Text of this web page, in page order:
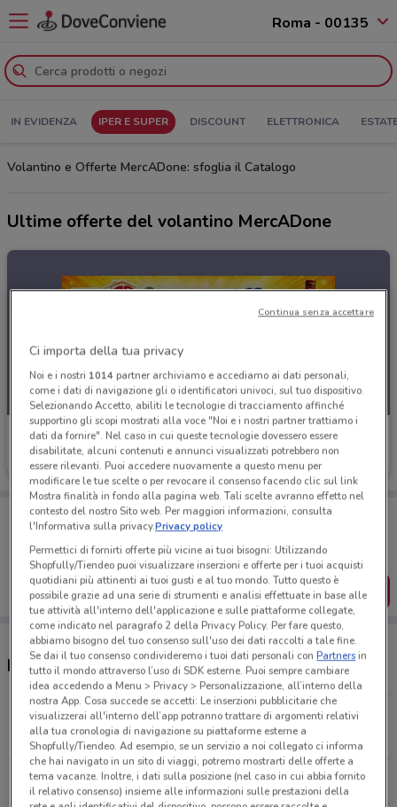
Roma - 00135
IN EVIDENZA IPER E SUPER DISCOUNT ELETTRONICA
Volantino e Offerte MercADone: sfoglia il Catalogo
Ultime offerte del volantino MercADone
MercADone
Scade lunedì
Porta DoveConviene sempre con te!
Puoi trovare le migliori offerte dei negozi vicino a te,
salvarle e creare la tua lista del risparmio, comodamente
dal tuo cellulare.
SCARICA L’APP
Negozi MercADone nelle vicinanze
Via Casilina 1665 - Zona Grotta Celoni Roma
17.5 km
Tutti i negozi MercADone
Ci importa della tua privacy
Noi e i nostri 1014partner archiviamo e accediamo ai dati personali,
come i dati di navigazione gli o identificatori univoci, sul tuo dispositivo.
Selezionando Accetto, abiliti le tecnologie di tracciamento affinché
supportino gli scopi mostrati alla voce "Noi e i nostri partner trattiamo i
dati da fornire". Nel caso in cui queste tecnologie dovessero essere
disabilitate, alcuni contenuti e annunci visualizzati potrebbero non
essere rilevanti. Puoi accedere nuovamente a questo menu per
modificare le tue scelte o per revocare il consenso facendo clic sul link
Mostra finalità in fondo alla pagina web. Tali scelte avranno effetto nel
contesto del nostro Sito web. Per maggiori informazioni, consulta
l'Informativa sulla privacy.Privacy policy
Permettici di fornirti offerte più vicine ai tuoi bisogni: Utilizzando
Shopfully/Tiendeo puoi visualizzare inserzioni e offerte per i tuoi acquisti
quotidiani più attinenti ai tuoi gusti e al tuo mondo. Tutto questo è
possibile grazie ad una serie di strumenti e analisi effettuate in base alle
tue attività all'interno dell'applicazione e sulle piattaforme collegate,
come indicato nel paragrafo 2 della Privacy Policy. Per fare questo,
abbiamo bisogno del tuo consenso sull'uso dei dati raccolti a tale fine.
Se dai il tuo consenso condivideremo i tuoi dati personali conPartnersin
tutto il mondo attraverso l’uso di SDK esterne. Puoi sempre cambiare
idea accedendo a Menu > Privacy > Personalizzazione, all’interno della
nostra App. Cosa succede se accetti: Le inserzioni pubblicitarie che
visualizzerai all'interno dell’app potranno trattare di argomenti relativi
alla tua cronologia di navigazione su piattaforme esterne a
Shopfully/Tiendeo. Ad esempio, se un servizio a noi collegato ci informa
che hai navigato in un sito di viaggi, potremo mostrarti delle offerte a
tema vacanze. Inoltre, i dati sulla posizione (nel caso in cui abbia fornito
il relativo consenso) insieme alle informazioni sulle prestazioni della
Continua senza accettare